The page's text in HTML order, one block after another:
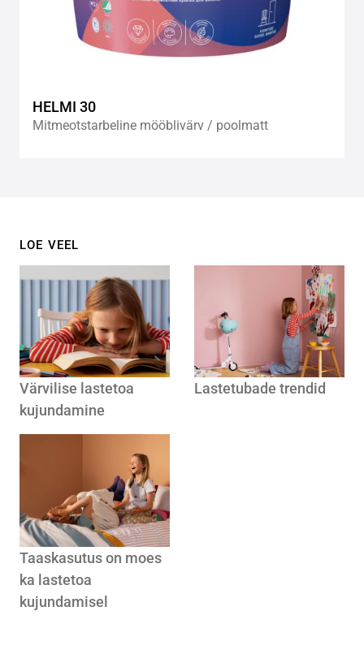
HELMI 30
Mitmeotstarbeline mööblivärv / poolmatt
LOE VEEL
Värvilise lastetoa
kujundamine
Lastetubade trendid
Taaskasutus on moes
ka lastetoa
kujundamisel